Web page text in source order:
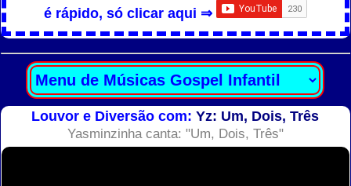
é rápido, só clicar aqui ⇒
Louvor e Diversão com:Yz: Um, Dois, Três
Yasminzinha canta: "Um, Dois, Três"